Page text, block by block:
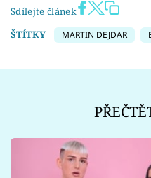
Sdílejte článek
ŠTÍTKY
MARTIN DEJDAR